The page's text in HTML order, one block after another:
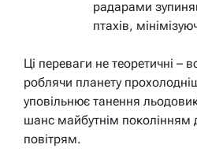
радарами
птахів,
Ці переваги не теоретичні –
роблячи планету
уповільнює танення
шанс майбутнім поколінням
повітрям.